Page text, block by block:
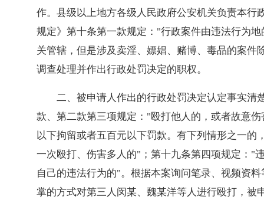
作。县级以上地方各级人民政府公安机关负责本
规定》第十条第一款规定："行政案件由违法行为
关管辖，但是涉及卖淫、嫖娼、赌博、毒品的案
调查处理并作出行政处罚决定的职权。
二、被申请人作出的行政处罚决定认定事实清
款、第二款第三项规定："殴打他人的，或者故意
以下拘留或者五百元以下罚款。有下列情形之一
一次殴打、伤害多人的"；第十九条第四项规定："
自己的违法行为的"。根据本案询问笔录、视频资
掌的方式对第三人闵某、魏某洋等人进行殴打，